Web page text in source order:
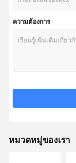
วาล์วควบคุมการ
ความต้องการ
หมวดหมู่ของเรา